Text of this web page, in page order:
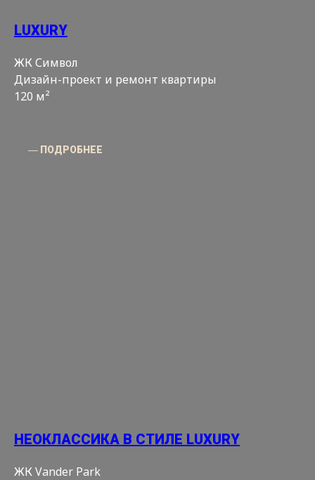
LUXURY
ЖК Символ
Дизайн-проект и ремонт квартиры
120 м²
― ПОДРОБНЕЕ
НЕОКЛАССИКА В СТИЛЕ LUXURY
ЖК Vander Park